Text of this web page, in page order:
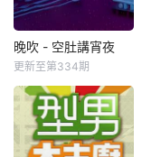
晚吹 - 空肚講宵夜
更新至第334期